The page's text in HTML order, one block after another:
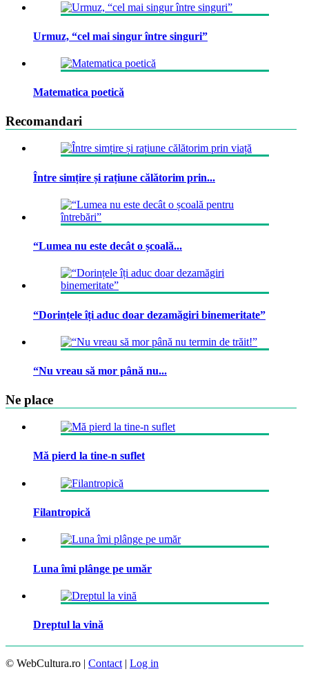
Urmuz, “cel mai singur între singuri”
Matematica poetică
Recomandari
Între simțire și rațiune călătorim prin...
“Lumea nu este decât o școală...
“Dorințele îți aduc doar dezamăgiri binemeritate”
“Nu vreau să mor până nu...
Ne place
Mă pierd la tine-n suflet
Filantropică
Luna îmi plânge pe umăr
Dreptul la vină
© WebCultura.ro | Contact | Log in